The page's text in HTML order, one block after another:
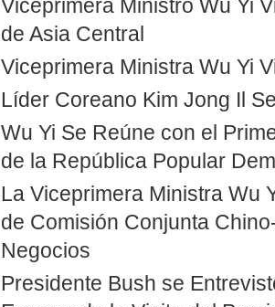
Viceprimera Ministro Wu Yi
de Asia Central
Viceprimera Ministra Wu Yi
Líder Coreano Kim Jong Il
Wu Yi Se Reúne con el
de la República Popular
La Viceprimera Ministra Wu
de Comisión Conjunta
Negocios
Presidente Bush se